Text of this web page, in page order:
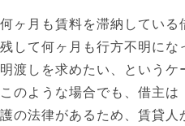
何ヶ月も賃料を滞納している
残して何ヶ月も行方不明に
明渡しを求めたい、というケ
このような場合でも、借主
護の法律があるため、賃貸人